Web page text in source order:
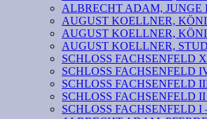
ALBRECHT ADAM, JUNGE
AUGUST KOELLNER,
AUGUST KOELLNER,
AUGUST KOELLNER,
SCHLOSS FACHSENFELD
SCHLOSS FACHSENFELD
SCHLOSS FACHSENFELD
SCHLOSS FACHSENFELD
SCHLOSS FACHSENFELD